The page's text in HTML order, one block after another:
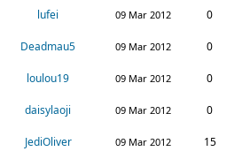
lufei 09 Mar 2012 0
Deadmau5 09 Mar 2012 0
loulou19 09 Mar 2012 0
daisylaoji 09 Mar 2012 0
JediOliver 09 Mar 2012 15